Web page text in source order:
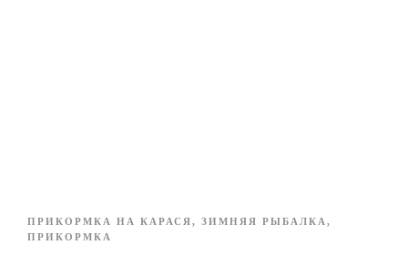
ПРИКОРМКА НА КАРАСЯ, ЗИМНЯЯ РЫБАЛКА ,
ПРИКОРМКА